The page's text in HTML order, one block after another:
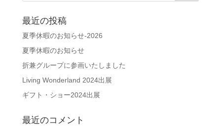
最近の投稿
夏季休暇のお知らせ-2026
夏季休暇のお知らせ
折兼グループに参画いたしました
Living Wonderland 2024出展
ギフト・ショー2024出展
最近のコメント